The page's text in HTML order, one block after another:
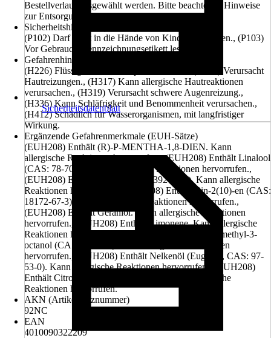
Bestellverlauf ausgewählt werden. Bitte beachte die Hinweise
zur Entsorgung.
Sicherheitshinweise (P-Sätze)
(P102) Darf nicht in die Hände von Kindern gelangen., (P103)
Vor Gebrauch Kennzeichnungsetikett lesen.
Gefahrenhinweise (H-Sätze)
(H226) Flüssigkeit und Dampf entzündbar., (H315) Verursacht
Hautreizungen., (H317) Kann allergische Hautreaktionen
verursachen., (H319) Verursacht schwere Augenreizung.,
(H336) Kann Schläfrigkeit und Benommenheit verursachen.,
(H412) Schädlich für Wasserorganismen, mit langfristiger
Wirkung.
Ergänzende Gefahrenmerkmale (EUH-Sätze)
(EUH208) Enthält (R)-P-MENTHA-1,8-DIEN. Kann
allergische Reaktionen hervorrufen., (EUH208) Enthält Linalool
(CAS: 78-70-6). Kann allergische Reaktionen hervorrufen.,
(EUH208) Enthält Citral (CAS: 5392-40-5). Kann allergische
Reaktionen hervorrufen., (EUH208) Enthält Pin-2(10)-en (CAS:
18172-67-3). Kann allergische Reaktionen hervorrufen.,
(EUH208) Enthält Geraniol. Kann allergische Reaktionen
hervorrufen., (EUH208) Enthält Limonene. Kann allergische
Reaktionen hervorrufen., (EUH208) Enthält 3,7-Dimethyl-3-
octanol (CAS: 78-69-3). Kann allergische Reaktionen
hervorrufen., (EUH208) Enthält Nelkenöl (Eugenol, CAS: 97-
53-0). Kann allergische Reaktionen hervorrufen., (EUH208)
Enthält Citronellol (CAS: 106-22-9). Kann allergische
Reaktionen hervorrufen.
AKN (Artikelkurznummer)
92NC
EAN
4010090322209
Sicherheitsdatenblatt